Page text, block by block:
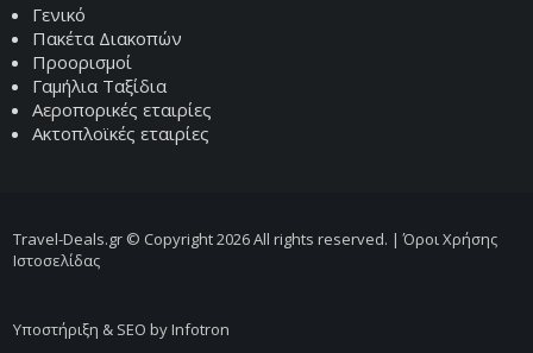
Γενικό
Πακέτα Διακοπών
Προορισμοί
Γαμήλια Ταξίδια
Αεροπορικές εταιρίες
Ακτοπλοϊκές εταιρίες
Travel-Deals.gr © Copyright 2026 All rights reserved. |Όροι Χρήσης
Ιστοσελίδας
Υποστήριξη & SEO by Infotron